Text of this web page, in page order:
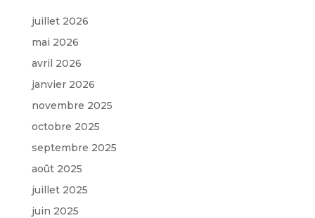
juillet 2026
mai 2026
avril 2026
janvier 2026
novembre 2025
octobre 2025
septembre 2025
août 2025
juillet 2025
juin 2025